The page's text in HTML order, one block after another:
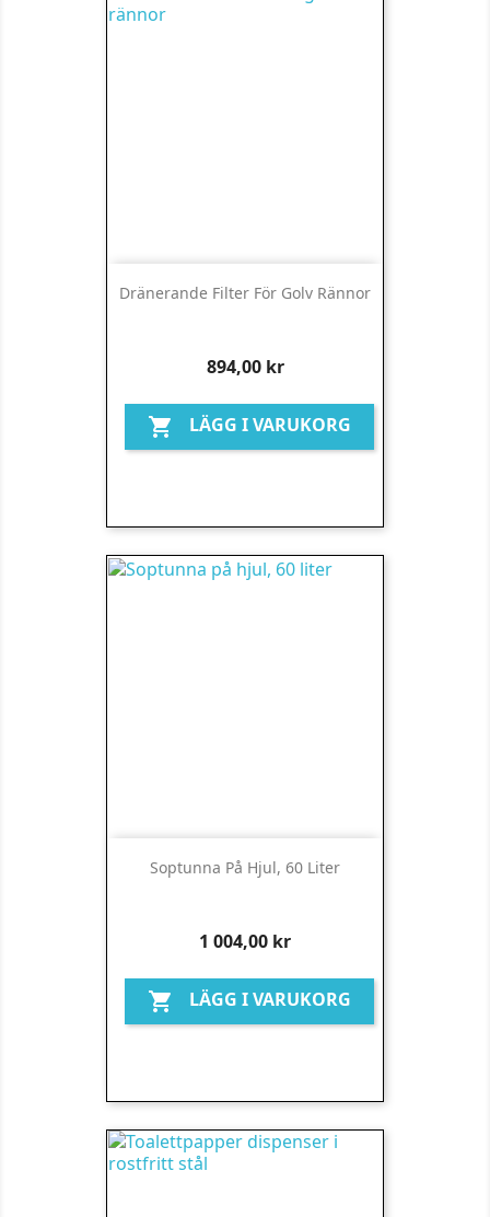
Dränerande Filter För Golv Rännor
Pris
894,00 kr
 LÄGG I VARUKORG
Soptunna På Hjul, 60 Liter
Pris
1 004,00 kr
 LÄGG I VARUKORG